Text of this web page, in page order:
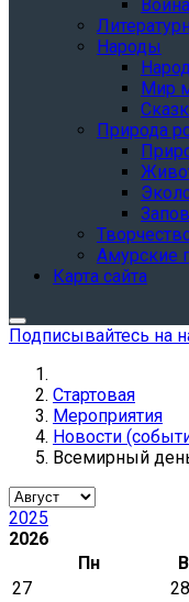
Народы
Мир
Природа
Амурские
Карта сайта
Подписывайтесь на
Стартовая
Мероприятия
Новости
Всемирный
2025
2026
Пн
27
28